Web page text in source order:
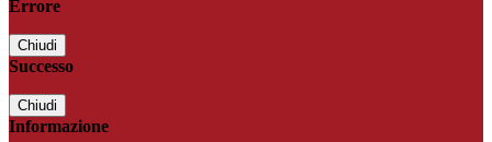
Errore
Chiudi
Successo
Chiudi
Informazione